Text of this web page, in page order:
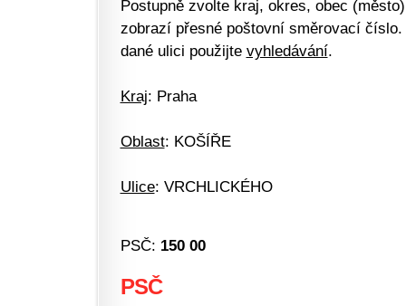
Postupně zvolte kraj, okres, obec
zobrazí přesné poštovní směrovací
dané ulici použijte vyhledávání.
Kraj: Praha
Oblast: KOŠÍŘE
Ulice: VRCHLICKÉHO
PSČ: 150 00
PSČ